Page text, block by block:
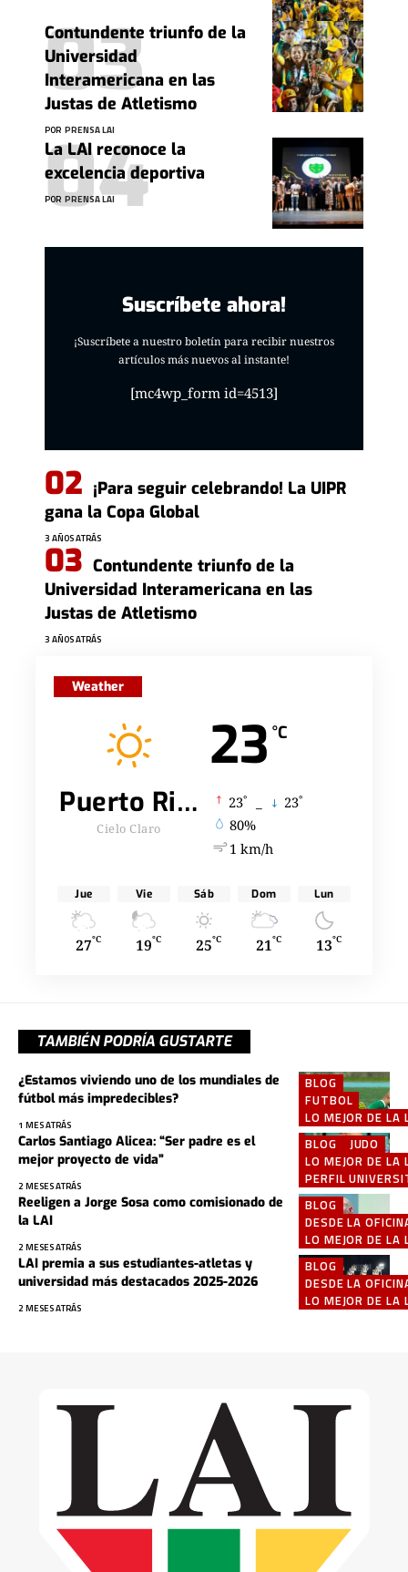
Contundente triunfo de la
Universidad
Interamericana en las
Justas de Atletismo
POR PRENSA LAI
La LAI reconoce la
excelencia deportiva
POR PRENSA LAI
Suscríbete ahora!
¡Suscríbete a nuestro boletín para recibir nuestros
artículos más nuevos al instante!
[mc4wp_form id=4513]
¡Para seguir celebrando! La UIPR
gana la Copa Global
3 AÑOS ATRÁS
Contundente triunfo de la
Universidad Interamericana en las
Justas de Atletismo
3 AÑOS ATRÁS
Weather
23 °C
Puerto Rico
Cielo Claro
23° 23°
80%
1 km/h
Jue
27°C
Vie
19°C
Sáb
25°C
Dom
21°C
Lun
13°C
TAMBIÉN PODRÍA GUSTARTE
BLOG
FUTBOL
LO MEJOR DE LA
¿Estamos viviendo uno de los mundiales de
fútbol más impredecibles?
1 MES ATRÁS
BLOG
JUDO
LO MEJOR DE LA
PERFIL
Carlos Santiago Alicea: “Ser padre es el
mejor proyecto de vida”
2 MESES ATRÁS
BLOG
DESDE LA
LO MEJOR DE LA
Reeligen a Jorge Sosa como comisionado de
la LAI
2 MESES ATRÁS
BLOG
DESDE LA
LO MEJOR DE LA
LAI premia a sus estudiantes-atletas y
universidad más destacados 2025-2026
2 MESES ATRÁS